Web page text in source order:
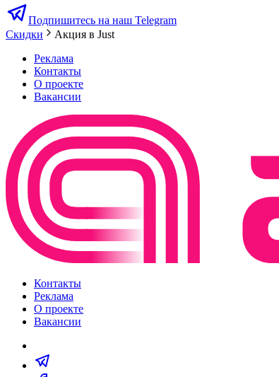
Подпишитесь на наш Telegram
Скидки
Акция в Just
Реклама
Контакты
О проекте
Вакансии
Контакты
Реклама
О проекте
Вакансии